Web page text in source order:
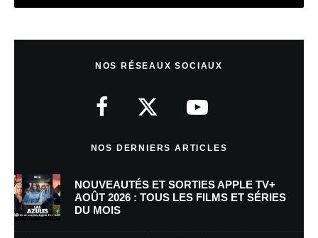
NOS RÉSEAUX SOCIAUX
NOS DERNIERS ARTICLES
NOUVEAUTÉS ET SORTIES APPLE TV+
AOÛT 2026 : TOUS LES FILMS ET SÉRIES
DU MOIS